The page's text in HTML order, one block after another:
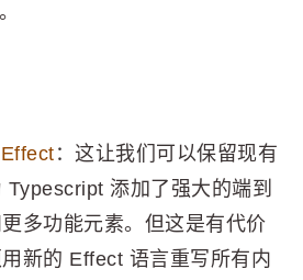
Effect ：这让我们可以保留现有
Typescript 添加了强大的端到
多功能元素。但这是有代价
新的 Effect 语言重写所有内